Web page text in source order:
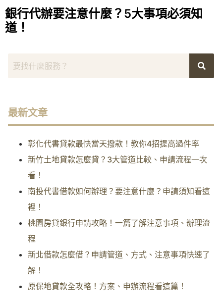
銀行代辦要注意什麼？5大事項必須知
道！
最新文章
彰化代書貸款最快當天撥款！教你4招提高過件率
新竹土地貸款怎麼貸？3大管道比較、申請流程一次
看！
南投代書借款如何辦理？要注意什麼？申請須知看這
裡！
桃園房貸銀行申請攻略！一篇了解注意事項、辦理流
程
新北借款怎麼借？申請管道、方式、注意事項快速了
解！
原保地貸款全攻略！方案、申辦流程看這篇！